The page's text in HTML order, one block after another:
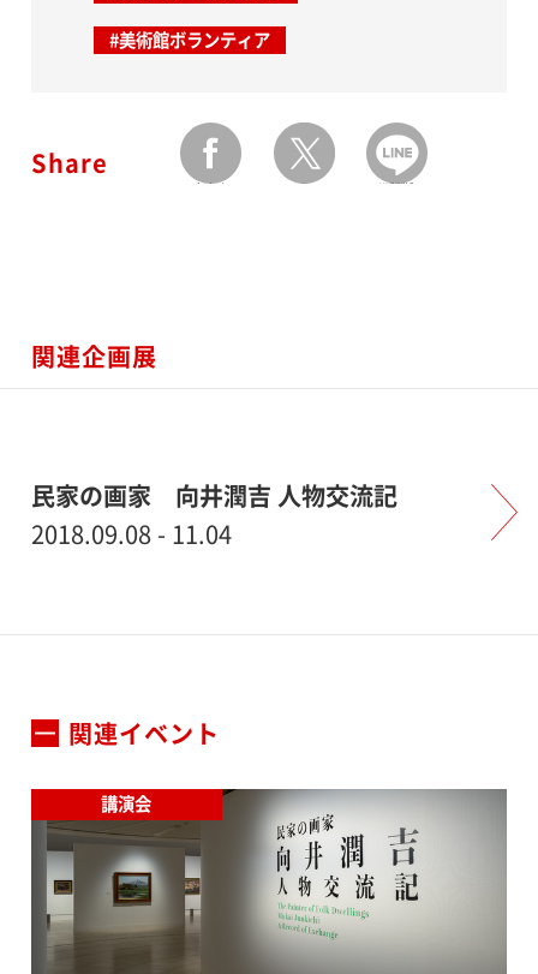
#美術館ボランティア
Share
関連企画展
民家の画家 向井潤吉 人物交流記
2018.09.08 - 11.04
関連イベント
講演会